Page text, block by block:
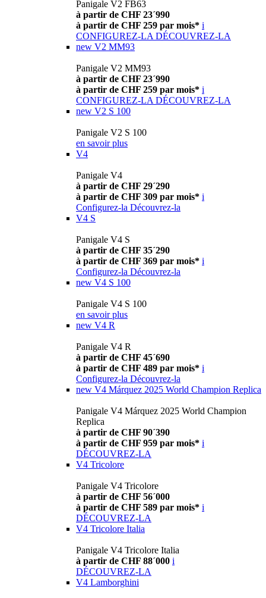
Panigale V2 FB63
à partir de CHF 23´990
à partir de CHF 259 par mois* i
CONFIGUREZ-LA DÉCOUVREZ-LA
new V2 MM93
Panigale V2 MM93
à partir de CHF 23´990
à partir de CHF 259 par mois* i
CONFIGUREZ-LA DÉCOUVREZ-LA
new V2 S 100
Panigale V2 S 100
en savoir plus
V4
Panigale V4
à partir de CHF 29´290
à partir de CHF 309 par mois* i
Configurez-la Découvrez-la
V4 S
Panigale V4 S
à partir de CHF 35´290
à partir de CHF 369 par mois* i
Configurez-la Découvrez-la
new V4 S 100
Panigale V4 S 100
en savoir plus
new V4 R
Panigale V4 R
à partir de CHF 45´690
à partir de CHF 489 par mois* i
Configurez-la Découvrez-la
new V4 Márquez 2025 World Champion Replica
Panigale V4 Márquez 2025 World Champion
Replica
à partir de CHF 90´390
à partir de CHF 959 par mois* i
DÉCOUVREZ-LA
V4 Tricolore
Panigale V4 Tricolore
à partir de CHF 56´000
à partir de CHF 589 par mois* i
DÉCOUVREZ-LA
V4 Tricolore Italia
Panigale V4 Tricolore Italia
à partir de CHF 88´000 i
DÉCOUVREZ-LA
V4 Lamborghini